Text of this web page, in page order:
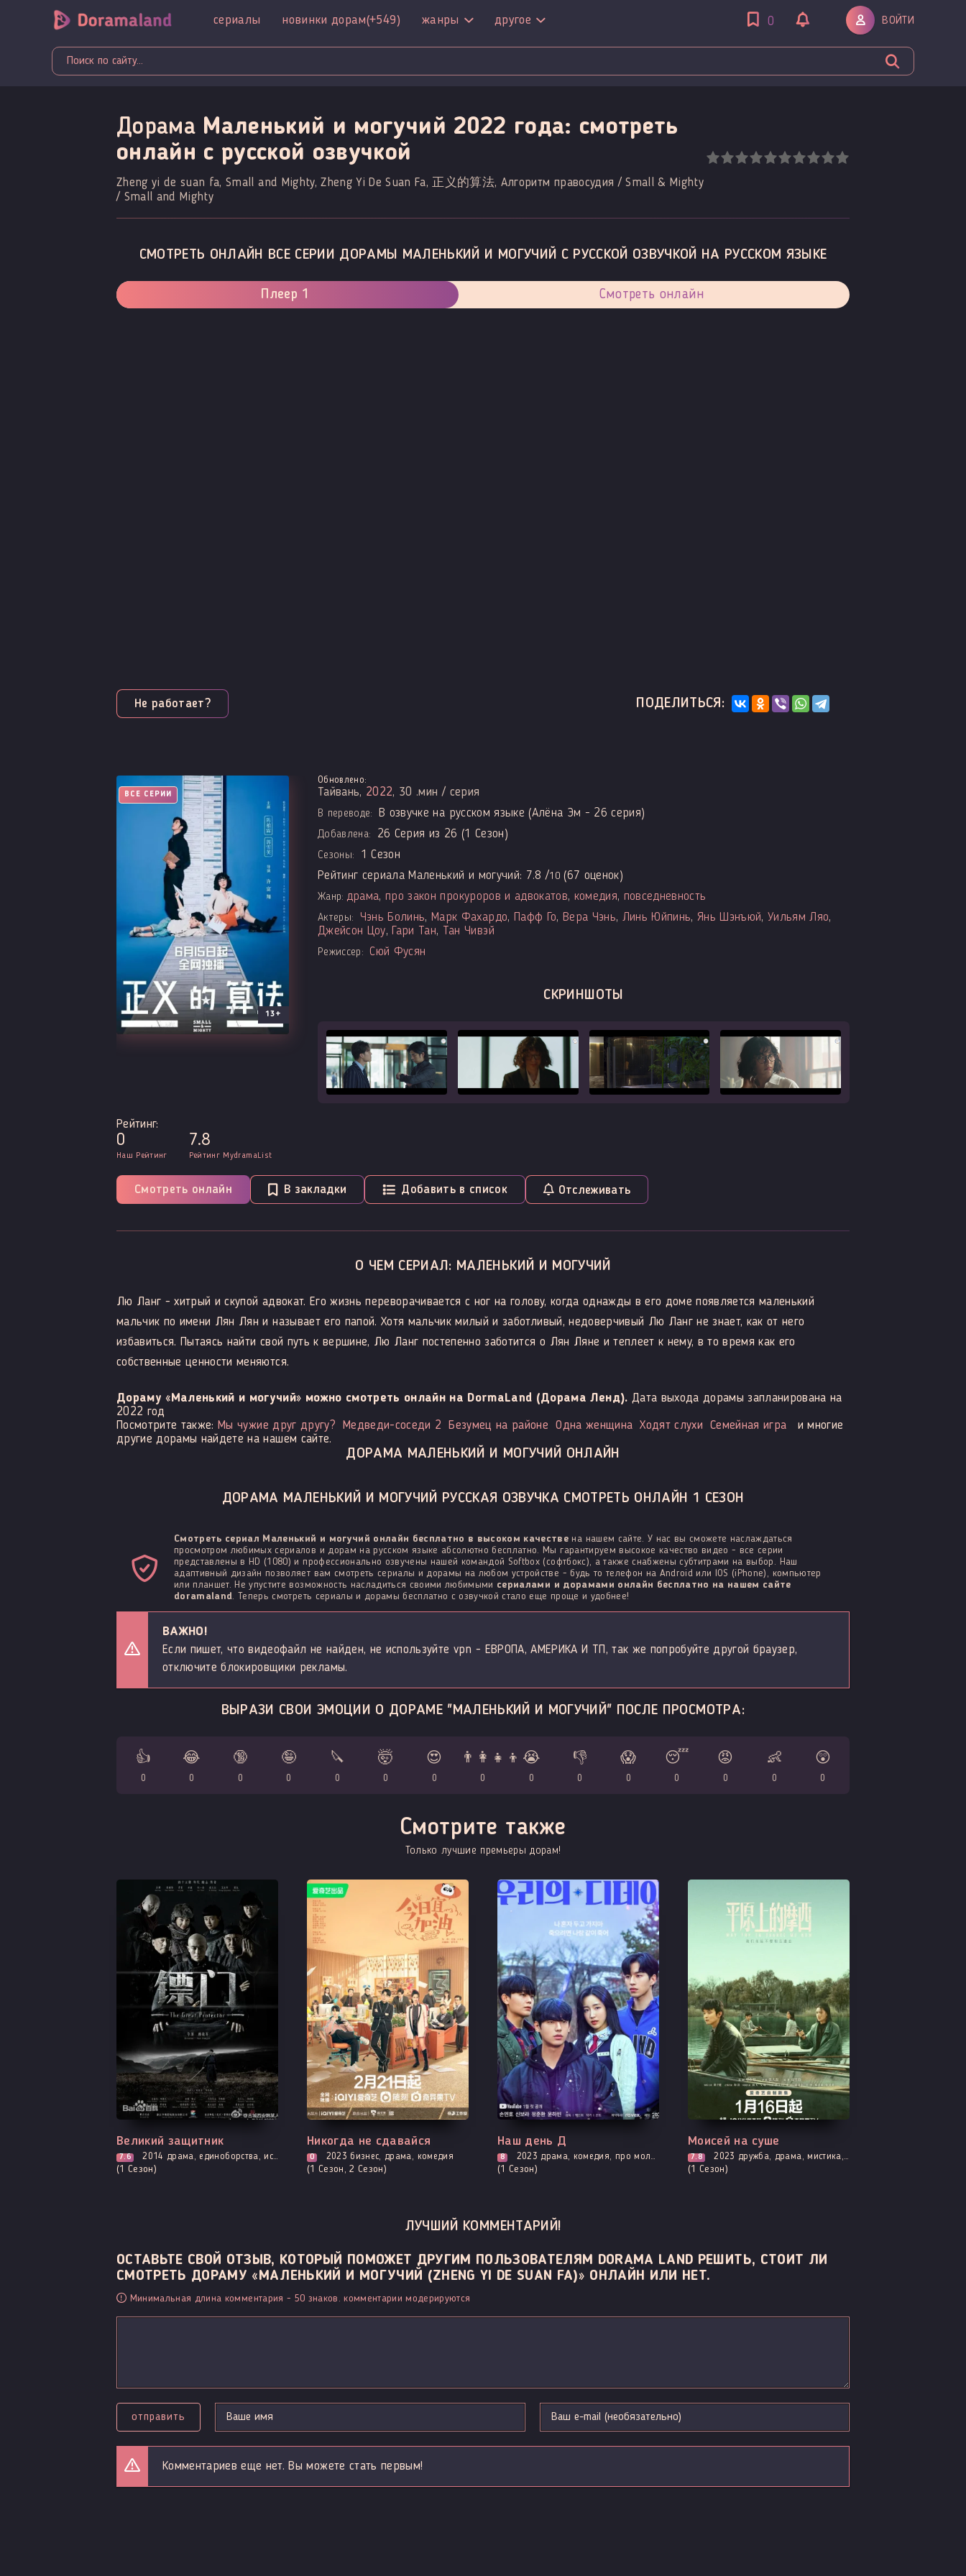
сериалы новинки дорам(+549) жанры другое 0 ВОЙТИ
Дорама Маленький и могучий 2022 года: смотреть
онлайн c русской озвучкой
Zheng yi de suan fa, Small and Mighty, Zheng Yi De Suan Fa, 正义的算法, Алгоритм правосудия / Small & Mighty
/ Small and Mighty
СМОТРЕТЬ ОНЛАЙН ВСЕ СЕРИИ ДОРАМЫ МАЛЕНЬКИЙ И МОГУЧИЙ С РУССКОЙ ОЗВУЧКОЙ НА РУССКОМ ЯЗЫКЕ
Плеер 1 Смотреть онлайн
Не работает? ПОДЕЛИТЬСЯ:
ВСЕ СЕРИИ
13+
Обновлено:
Тайвань, 2022, 30 .мин / серия
В переводе: В озвучке на русском языке (Алёна Эм - 26 серия)
Добавлена: 26 Серия из 26 (1 Сезон)
Сезоны:
1 Сезон
Рейтинг сериала Маленький и могучий: 7.8 /10 (67 оценок)
Жанр: драма,про закон прокуроров и адвокатов, комедия, повседневность
Актеры: Чэнь Болинь, Марк Фахардо, Пафф Го, Вера Чэнь, Линь Юйпинь,Янь Шэнъюй,Уильям Ляо,
Джейсон Цоу, Гари Тан, Тан Чивэй
Режиссер: Сюй Фусян
СКРИНШОТЫ
Рейтинг:
0
Наш Рейтинг
7.8
Рейтинг MydramaList
Смотреть онлайн В закладки Добавить в список Отслеживать
О ЧЕМ СЕРИАЛ: МАЛЕНЬКИЙ И МОГУЧИЙ
Лю Ланг - хитрый и скупой адвокат. Его жизнь переворачивается с ног на голову, когда однажды в его доме появляется маленький
мальчик по имени Лян Лян и называет его папой. Хотя мальчик милый и заботливый, недоверчивый Лю Ланг не знает, как от него
избавиться. Пытаясь найти свой путь к вершине, Лю Ланг постепенно заботится о Лян Ляне и теплеет к нему, в то время как его
собственные ценности меняются.
Дораму «Маленький и могучий» можно смотреть онлайн на DormaLand (Дорама Ленд). Дата выхода дорамы запланирована на
2022 год
Посмотрите также: Мы чужие друг другу? Медведи-соседи 2 Безумец на районе Одна женщина Ходят слухи Семейная игра
и многие
другие дорамы найдете на нашем сайте.
ДОРАМА МАЛЕНЬКИЙ И МОГУЧИЙ ОНЛАЙН
ДОРАМА МАЛЕНЬКИЙ И МОГУЧИЙ РУССКАЯ ОЗВУЧКА СМОТРЕТЬ ОНЛАЙН 1 СЕЗОН
Смотреть сериал Маленький и могучий онлайн бесплатно в высоком качестве на нашем сайте. У нас вы сможете наслаждаться
просмотром любимых сериалов и дорам на русском языке абсолютно бесплатно. Мы гарантируем высокое качество видео - все серии
представлены в HD (1080) и профессионально озвучены нашей командой Softbox (софтбокс), а также снабжены субтитрами на выбор. Наш
адаптивный дизайн позволяет вам смотреть сериалы и дорамы на любом устройстве - будь то телефон на Android или IOS (iPhone), компьютер
или планшет. Не упустите возможность насладиться своими любимыми сериалами и дорамами онлайн бесплатно на нашем сайте
doramaland. Теперь смотреть сериалы и дорамы бесплатно с озвучкой стало еще проще и удобнее!
ВАЖНО!
Если пишет, что видеофайл не найден, не используйте vpn - ЕВРОПА, АМЕРИКА И ТП, так же попробуйте другой браузер,
отключите блокировщики рекламы.
ВЫРАЗИ СВОИ ЭМОЦИИ О ДОРАМЕ "МАЛЕНЬКИЙ И МОГУЧИЙ" ПОСЛЕ ПРОСМОТРА:
👍
0
😂
0
🔞
0
🤪
0
🔪
0
🤯
0
😍
0
👨‍👩‍👧‍👦
0
😭
0
👎
0
😱
0
😴
0
😡
0
👶
0
😲
0
Смотрите также
Только лучшие премьеры дорам!
Все серии
Великий защитник
7.6 2014 драма, единоборства, история
(1 Сезон)
Все серии
Никогда не сдавайся
0 2023 бизнес, драма, комедия
(1 Сезон, 2 Сезон)
Выходит - 1 Серия
Наш день Д
8 2023 драма, комедия, про молодость и любовь, про школу и школьников
(1 Сезон)
Все серии
Моисей на суше
7.8 2023 дружба, драма, мистика, убийство, адаптация новел, расследование, триллер, смерть
(1 Сезон)
ЛУЧШИЙ КОММЕНТАРИЙ!
ОСТАВЬТЕ СВОЙ ОТЗЫВ, КОТОРЫЙ ПОМОЖЕТ ДРУГИМ ПОЛЬЗОВАТЕЛЯМ DORAMA LAND РЕШИТЬ, СТОИТ ЛИ
СМОТРЕТЬ ДОРАМУ «МАЛЕНЬКИЙ И МОГУЧИЙ (ZHENG YI DE SUAN FA)» ОНЛАЙН ИЛИ НЕТ.
Минимальная длина комментария - 50 знаков. комментарии модерируются
отправить
Комментариев еще нет. Вы можете стать первым!